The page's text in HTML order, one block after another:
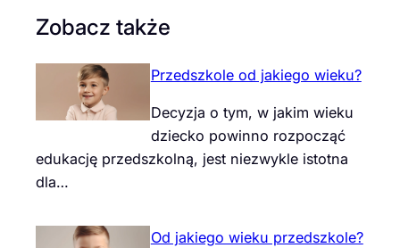
Zobacz także
Przedszkole od jakiego wieku?
Decyzja o tym, w jakim wieku
dziecko powinno rozpocząć
edukację przedszkolną, jest niezwykle istotna
dla…
Od jakiego wieku przedszkole?